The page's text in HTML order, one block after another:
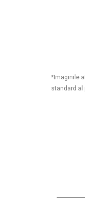
*Imaginile
standard al